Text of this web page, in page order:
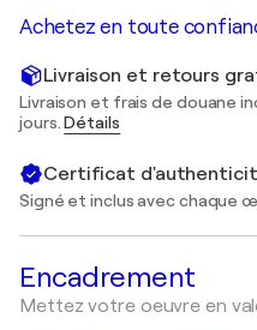
Achetez en toute
Livraison et retours
Livraison et frais de douane
jours.Détails
Certificat
Signé et inclus avec chaque
Encadrement
Mettez votre oeuvre en